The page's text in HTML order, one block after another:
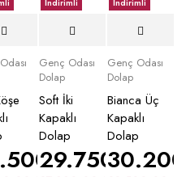
₺ ₺
İndirimli
Genç Odası
Dolap
Soft İki
Kapaklı
Dolap
29.750,00₺
İndirimli
Genç Odası
Dolap
Bianca Üç
Kapaklı
Dolap